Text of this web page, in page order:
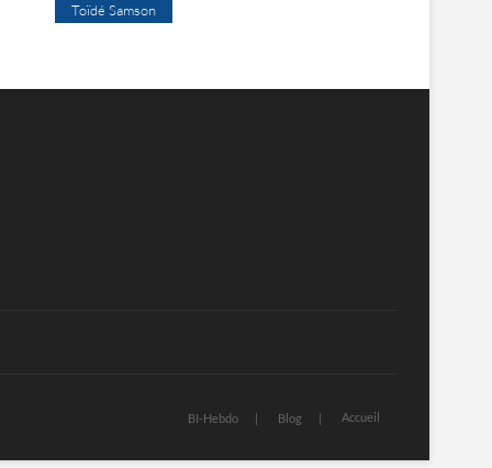
Toïdé Samson
BI-Hebdo Blog Accueil